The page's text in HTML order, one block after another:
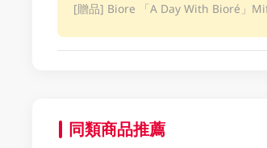
[贈品] Biore 「A Day With Bioré」
同類商品推薦